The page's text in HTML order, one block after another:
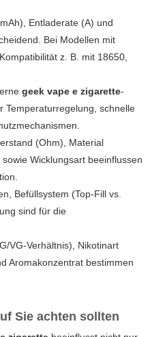
Entladerate (A) und
Bei Modellen mit
z. B. mit 18650,
geek vape e zigarette-
Temperaturregelung, schnelle
(Ohm), Material
Wicklungsart beeinflussen
Befüllsystem (Top-Fill vs.
sind für die
VG-Verhältnis), Nikotinart
Aromakonzentrat bestimmen
Sie achten sollten